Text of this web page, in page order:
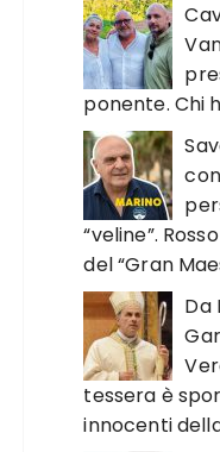
ponente. Chi
“veline”.
del “Gran
Da
tessera è
innocenti